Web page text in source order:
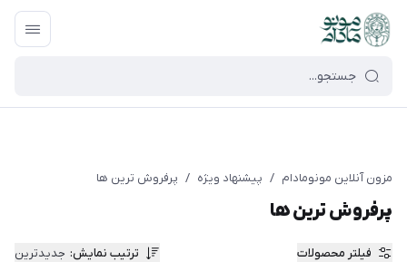
google-site-verification=UkFKasNatN7FPdBOwdojHjkgfDasi-
9oGygsJEdAZik
مزون آنلاین مونومادام / پیشنهاد ویژه / پرفروش ترین ها
پرفروش ترین ها
فیلتر محصولات ترتیب نمایش: جدیدترین